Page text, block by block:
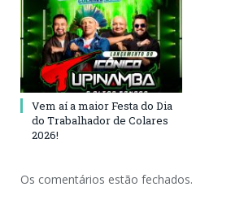
Vem aí a maior Festa do Dia
do Trabalhador de Colares
2026!
Os comentários estão fechados.